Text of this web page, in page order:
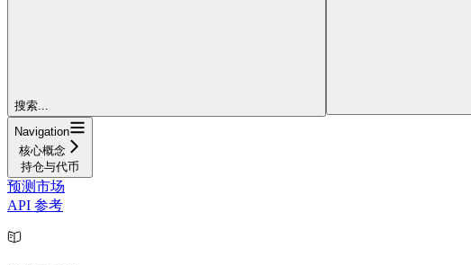
搜索...
Navigation
核心概念
持仓与代币
预测市场
API 参考